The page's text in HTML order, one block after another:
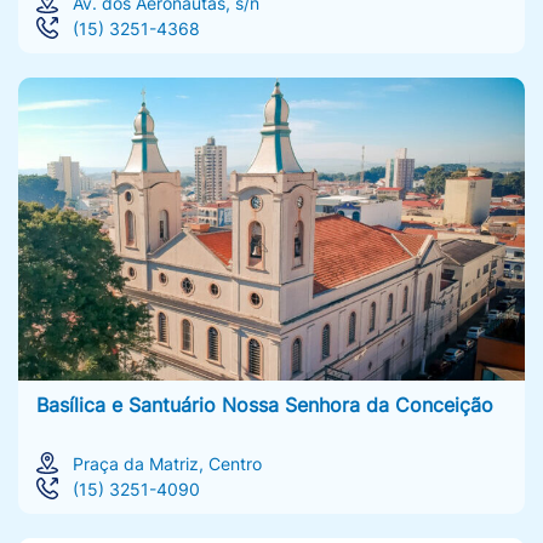
Desenvolvimento
Turístico
Plano Diretor
Estratégico
Portal da
Transparência
Portal do Servidor
Público
Posto do Trabalhador
(15) 3251-4368
Basílica e Santuário Nossa Senhora da Conceição
Praça da Matriz, Centro
(15) 3251-4090